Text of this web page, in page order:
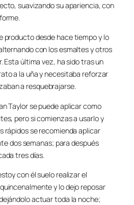
suavizando su apariencia, con
producto desde hace tiempo y lo
con los esmaltes y otros
Esta última vez, ha sido tras un
a la uña y necesitaba reforzar
a resquebrajarse.
Taylor se puede aplicar como
pero si comienzas a usarlo y
rápidos se recomienda aplicar
dos semanas; para después
tres días.
con él suelo realizar el
y lo dejo reposar
actuar toda la noche;